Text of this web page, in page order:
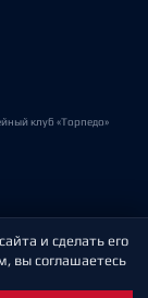
клуб «Торпедо»
и сделать его
вы соглашаетесь